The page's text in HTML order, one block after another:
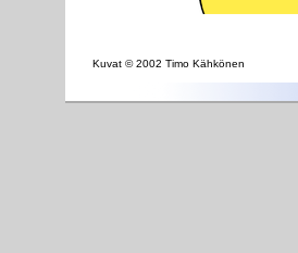
Kuvat © 2002 Timo Kähkönen